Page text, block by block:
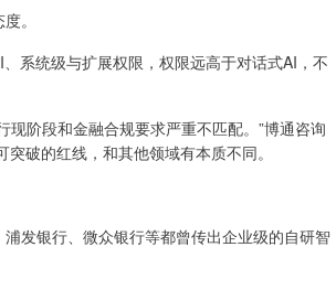
。
系统级与扩展权限，权限远高于对话式AI，不
阶段和金融合规要求严重不匹配。”博通咨询
破的红线，和其他领域有本质不同。
发银行、微众银行等都曾传出企业级的自研智